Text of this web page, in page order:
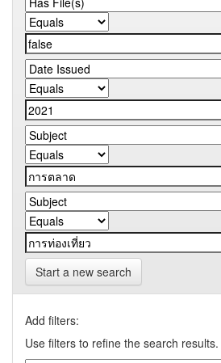
Start a new search
Add filters:
Use filters to refine the search results.